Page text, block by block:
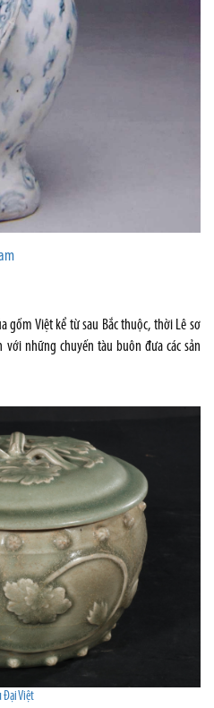
gốm Việt kể từ sau Bắc thuộc, thời Lê sơ
những chuyến tàu buôn đưa các sản
Đại Việt